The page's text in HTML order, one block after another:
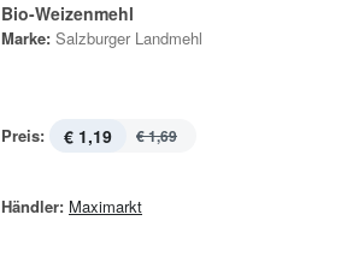
Bio-Weizenmehl
Marke: Salzburger Landmehl
Preis: € 1,19 € 1,69
Händler: Maximarkt